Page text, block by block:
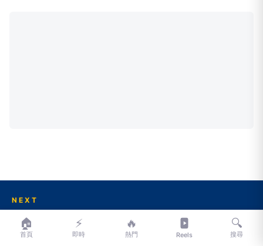
NEXT
特朗普媒體出清2,628枚比特幣 總虧損達5.55億美
元
🏠
首頁
⚡
即時
🔥
熱門 Reels
🔍
搜尋